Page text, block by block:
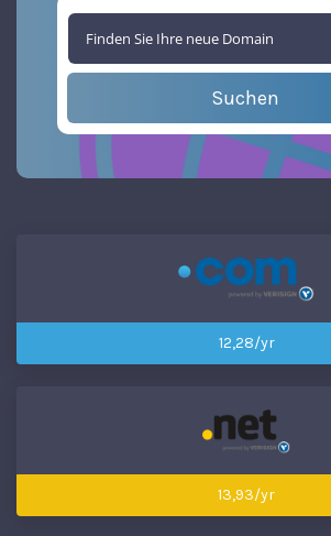
Suchen
12,28/yr
13,93/yr